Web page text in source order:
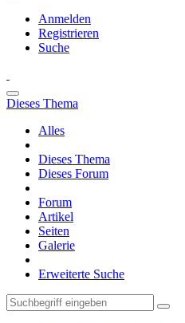
Anmelden
Registrieren
Suche
Dieses Thema
Alles
Dieses Thema
Dieses Forum
Forum
Artikel
Seiten
Galerie
Erweiterte Suche